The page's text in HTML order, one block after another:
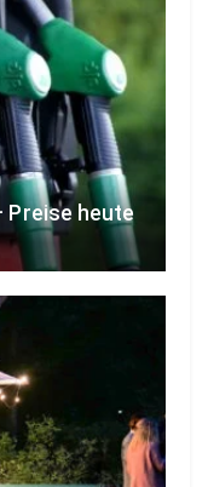
Preise heute